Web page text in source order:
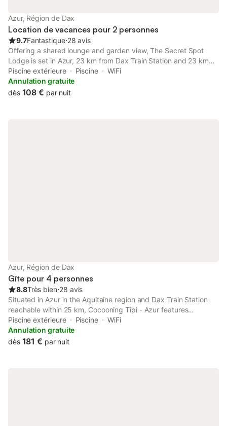
Azur, Région de Dax
Location de vacances pour 2 personnes
9.7Fantastique⋅28 avis
Offering a shared lounge and garden view, The Secret Spot
Lodge is set in Azur, 23 km from Dax Train Station and 23 km
from Sainte-Marie Cathedral. This bed and breakfast has a
heated pool, a garden and free private parking.
Piscine extérieure Piscine
WiFi
Annulation gratuite
dès 108 € par nuit
Azur, Région de Dax
Gîte pour 4 personnes
8.8Très bien⋅28 avis
Situated in Azur in the Aquitaine region and Dax Train Station
reachable within 25 km, Cocooning Tipi - Azur features
accommodation with free WiFi, a children's playground, an
outdoor swimming pool and free private parking.
Piscine extérieure Piscine
WiFi
Annulation gratuite
dès 181 € par nuit